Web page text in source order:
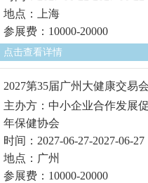
地点：上海
参展费：10000-20000
点击查看详情
2027第35届广州大健康交易
主办方：中小企业合作发展
年保健协会
时间：2027-06-27-2027-06-27
地点：广州
参展费：10000-20000